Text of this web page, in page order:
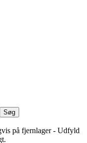
Søg
på fjernlager - Udfyld